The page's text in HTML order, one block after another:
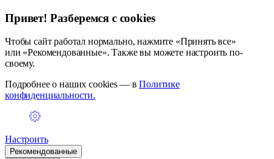
Привет! Разберемся с cookies
Чтобы сайт работал нормально, нажмите «Принять все»
или «Рекомендованные». Также вы можете настроить по-
своему.
Подробнее о наших cookies — вПолитике
конфиденциальности.
Настроить
Рекомендованные